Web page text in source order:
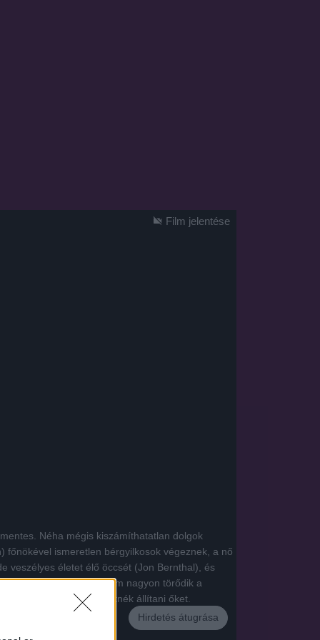
Hirdetés átugrása
Film jelentése
Néha mégis kiszámíthatatlan dolgok
főnökével ismeretlen bérgyilkosok végeznek, a nő
veszélyes életet élő öccsét (Jon Bernthal), és
cselekednie kell, nem nagyon törődik a
bári áron meg szeretnék állítani őket.